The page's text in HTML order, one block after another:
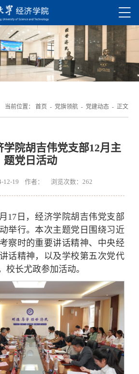
当前位置： 首页 - 党旗领航- 党建动态- 正文
学院胡吉伟党支部12月主
题党日活动
12-19 作者： 浏览次数： 262
17日，经济学院胡吉伟党支部
举行。本次主题党日围绕习近
察时的重要讲话精神、中央经
话精神，以及学校第五次党代
校长尤政参加活动。